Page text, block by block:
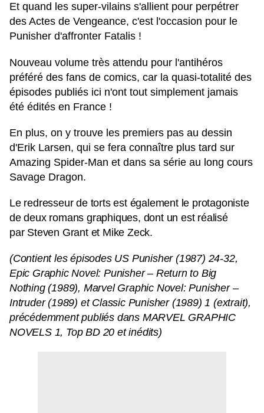
Et quand les super-vilains s'allient pour perpétrer
des Actes de Vengeance, c'est l'occasion pour le
Punisher d'affronter Fatalis !
Nouveau volume très attendu pour l'antihéros
préféré des fans de comics, car la quasi-totalité des
épisodes publiés ici n'ont tout simplement jamais
été édités en France !
En plus, on y trouve les premiers pas au dessin
d'Erik Larsen, qui se fera connaître plus tard sur
Amazing Spider-Man et dans sa série au long cours
Savage Dragon.
Le redresseur de torts est également le protagoniste
de deux romans graphiques, dont un est réalisé
par Steven Grant et Mike Zeck.
(Contient les épisodes US Punisher (1987) 24-32,
Epic Graphic Novel: Punisher – Return to Big
Nothing (1989), Marvel Graphic Novel: Punisher –
Intruder (1989) et Classic Punisher (1989) 1 (extrait),
précédemment publiés dans MARVEL GRAPHIC
NOVELS 1, Top BD 20 et inédits)